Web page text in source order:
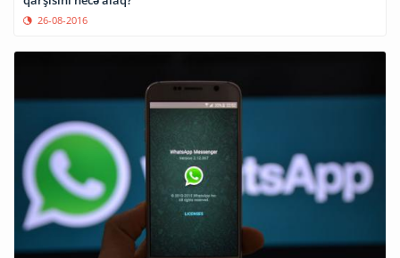
26-08-2016